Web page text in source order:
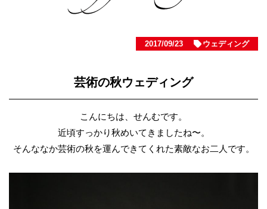
2017/09/23 ウェディング
芸術の秋ウェディング
こんにちは、せんむです。
近頃すっかり秋めいてきましたね〜。
そんななか芸術の秋を運んできてくれた素敵なお二人です。